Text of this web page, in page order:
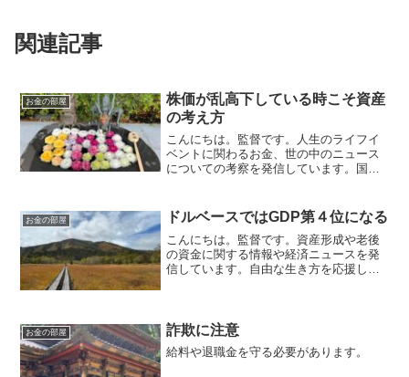
関連記事
お金の部屋
株価が乱高下している時こそ資産
の考え方
こんにちは。監督です。人生のライフイ
ベントに関わるお金、世の中のニュース
についての考察を発信しています。国家
しばらくの間不定期に更新します（プロ
モーションを含みます...
お金の部屋 ドルベースではGDP第４位になる
こんにちは。監督です。資産形成や老後
の資金に関する情報や経済ニュースを発
信しています。自由な生き方を応援して
実は、それほど大きな...
お金の部屋 詐欺に注意
給料や退職金を守る必要があります。